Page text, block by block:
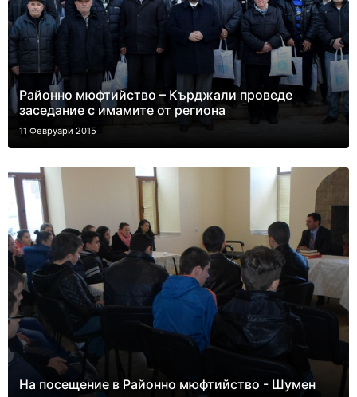
Районно мюфтийство – Кърджали проведе
заседание с имамите от региона
11 Февруари 2015
На посещение в Районно мюфтийство - Шумен